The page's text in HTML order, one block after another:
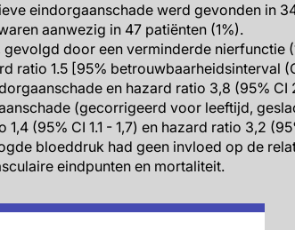
eindorgaanschade werd gevonden in
aanwezig in 47 patiënten (1%).
door een verminderde nierfunctie
ratio 1.5 [95% betrouwbaarheidsinterval
en hazard ratio 3,8 (95%
(gecorrigeerd voor leeftijd,
(95% CI 1.1 - 1,7) en hazard ratio 3,2
bloeddruk had geen invloed op de
eindpunten en mortaliteit.